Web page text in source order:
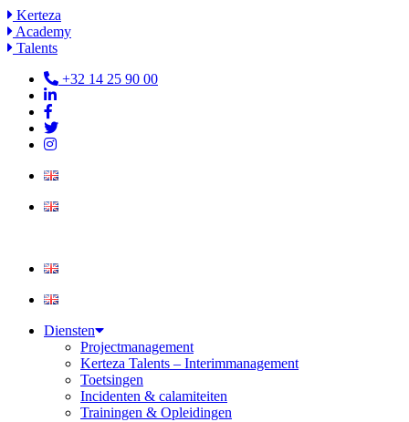
Ga
naar
de
Kerteza
Academy
Talents
+32 14 25 90 00
Diensten
Projectmanagement
Kerteza Talents – Interimmanagement
Toetsingen
Incidenten & calamiteiten
Trainingen & Opleidingen